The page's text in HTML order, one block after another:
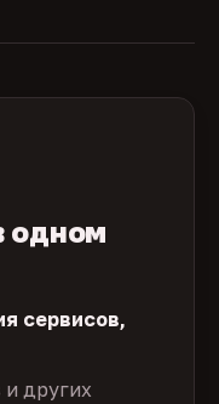
одном
сервисов,
других